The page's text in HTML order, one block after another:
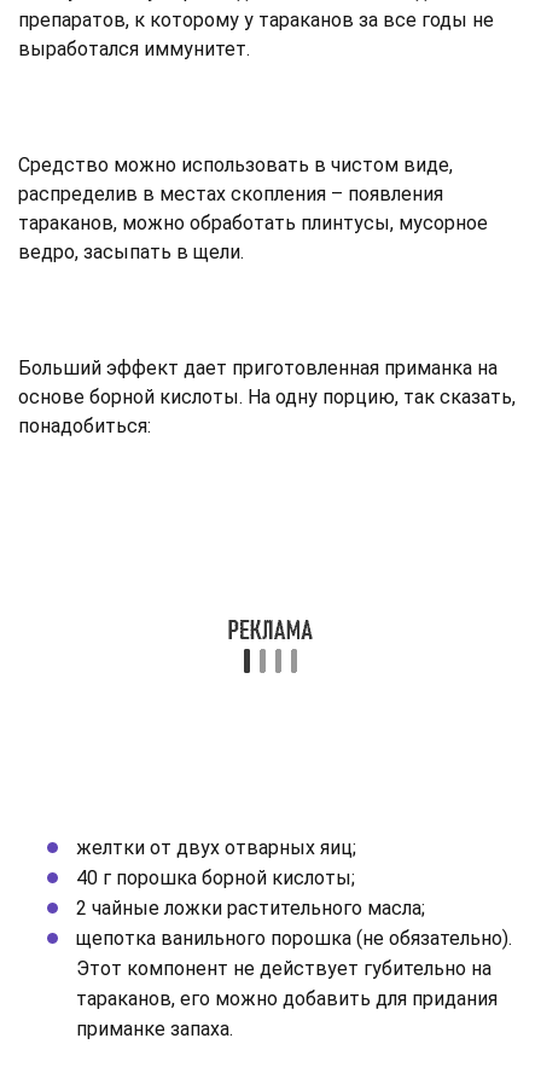
препаратов, к которому у тараканов за все годы не
выработался иммунитет.
Средство можно использовать в чистом виде,
распределив в местах скопления – появления
тараканов, можно обработать плинтусы, мусорное
ведро, засыпать в щели.
Больший эффект дает приготовленная приманка на
основе борной кислоты. На одну порцию, так сказать,
понадобиться:
желтки от двух отварных яиц;
40 г порошка борной кислоты;
2 чайные ложки растительного масла;
щепотка ванильного порошка (не обязательно).
Этот компонент не действует губительно на
тараканов, его можно добавить для придания
приманке запаха.